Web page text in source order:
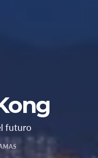
futuro